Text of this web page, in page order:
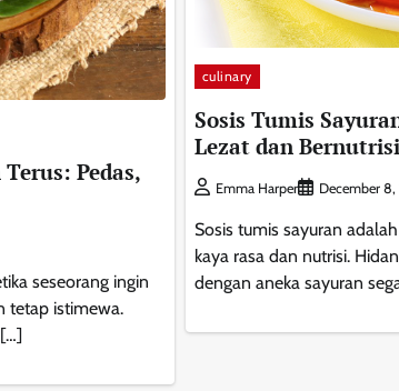
Pedas,
seseorang ingin
tetap istimewa.
[…]
culinary
Sosis Tumis
Lezat dan Bernutrisi
Emma Harper December
Sosis tumis sayuran
kaya rasa dan nutrisi.
dengan aneka sayuran